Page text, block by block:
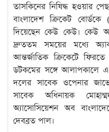
তাসকিনের নিষিদ্ধ হওয়ার
বাংলাদেশ ক্রিকেট বোর্ডকে
দিয়েছেন কেউ কেউ। কেউ
দ্রুততম সময়ের মধ্যে
আন্তর্জাতিক ক্রিকেটে
ডটকমের সঙ্গে আলাপকালে
দলের সাবেক ওপেনার
সাবেক অধিনায়ক
অ্যাসোসিয়েশন অব
দেবব্রত পাল।